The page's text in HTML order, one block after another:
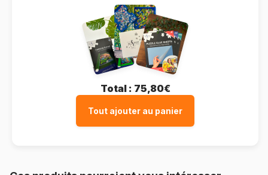
Total : 75,80€
Tout ajouter au panier